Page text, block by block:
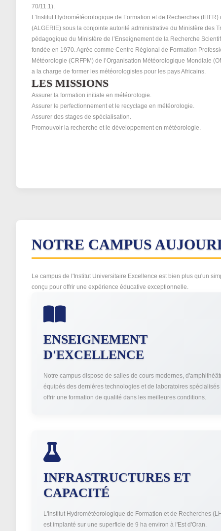
70/11.1).
L’Institut Hydrométéorologique de Formation et de Recherches (IHFR)
(ALGERIE) sous la conjointe autorité administrative du Ministère des
pédagogique du Ministère de l’Enseignement de la Recherche
fondée en 1970. Agrée comme Centre Régional de Formation
Météorologie (CRFPM) de l’Organisation Météorologique Mondiale
a la charge de former les météorologistes pour les pays Africains.
LES MISSIONS
Assurer la formation initiale en météorologie.
Assurer le perfectionnement et le recyclage en météorologie.
Assurer des stages de spécialisation.
Promouvoir la recherche et le développement en météorologie.
NOTRE CAMPUS
Le campus de l'Institut Universitaire Excellence est bien plus qu'un
conçu pour offrir une expérience éducative exceptionnelle.
ENSEIGNEMENT
D'EXCELLENCE
Notre campus dispose de salles de cours modernes,
équipés des dernières technologies et de laboratoires spécialisés
offrir une formation de qualité dans les meilleures conditions.
INFRASTRUCTURES ET
CAPACITÉ
L'Institut Hydrométéorologique de Formation et de Recherches
est implanté sur une superficie de 9 ha environ à l'Est d'Oran.